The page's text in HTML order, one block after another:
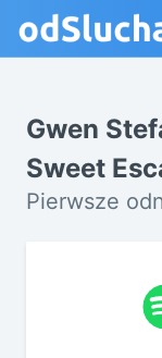
Gwen
Sweet
Pierwsze